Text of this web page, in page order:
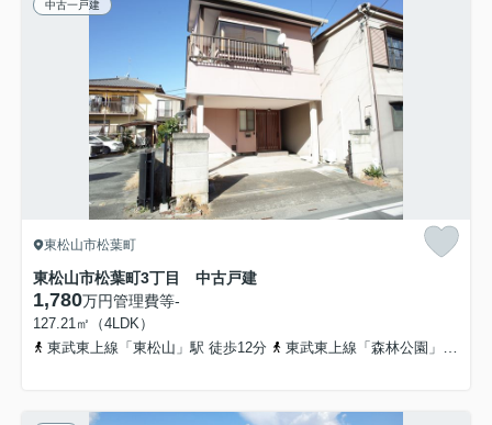
中古一戸建
東松山市松葉町
東松山市松葉町3丁目 中古戸建
1,780万円管理費等-
127.21㎡（4LDK）
東武東上線「東松山」駅 徒歩12分
東武東上線「森林公園」駅 徒歩30分